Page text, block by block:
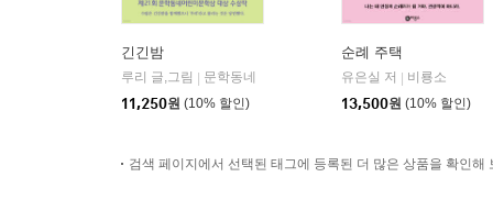
긴긴밤
루리 글,그림
문학동네
11,250원 (10% 할인)
순례 주택
유은실 저
비룡소
13,500원 (10% 할인)
검색 페이지에서 선택된 태그에 등록된 더 많은 상품을 확인해